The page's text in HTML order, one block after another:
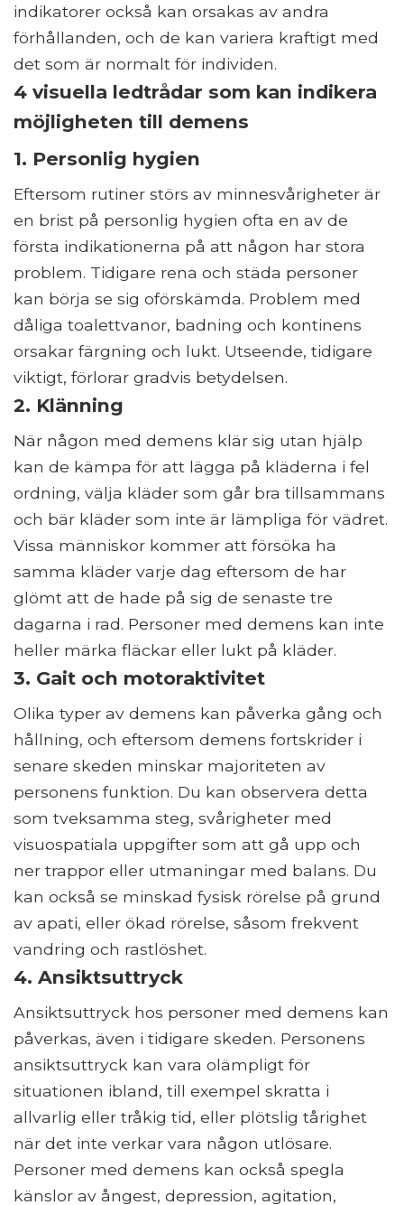
indikatorer också kan orsakas av andra
förhållanden, och de kan variera kraftigt med
det som är normalt för individen.
4 visuella ledtrådar som kan indikera
möjligheten till demens
1. Personlig hygien
Eftersom rutiner störs av minnesvårigheter är
en brist på personlig hygien ofta en av de
första indikationerna på att någon har stora
problem. Tidigare rena och städa personer
kan börja se sig oförskämda. Problem med
dåliga toalettvanor, badning och kontinens
orsakar färgning och lukt. Utseende, tidigare
viktigt, förlorar gradvis betydelsen.
2. Klänning
När någon med demens klär sig utan hjälp
kan de kämpa för att lägga på kläderna i fel
ordning, välja kläder som går bra tillsammans
och bär kläder som inte är lämpliga för vädret.
Vissa människor kommer att försöka ha
samma kläder varje dag eftersom de har
glömt att de hade på sig de senaste tre
dagarna i rad. Personer med demens kan inte
heller märka fläckar eller lukt på kläder.
3. Gait och motoraktivitet
Olika typer av demens kan påverka gång och
hållning, och eftersom demens fortskrider i
senare skeden minskar majoriteten av
personens funktion. Du kan observera detta
som tveksamma steg, svårigheter med
visuospatiala uppgifter som att gå upp och
ner trappor eller utmaningar med balans. Du
kan också se minskad fysisk rörelse på grund
av apati, eller ökad rörelse, såsom frekvent
vandring och rastlöshet.
4. Ansiktsuttryck
Ansiktsuttryck hos personer med demens kan
påverkas, även i tidigare skeden. Personens
ansiktsuttryck kan vara olämpligt för
situationen ibland, till exempel skratta i
allvarlig eller tråkig tid, eller plötslig tårighet
när det inte verkar vara någon utlösare.
Personer med demens kan också spegla
känslor av ångest, depression, agitation,